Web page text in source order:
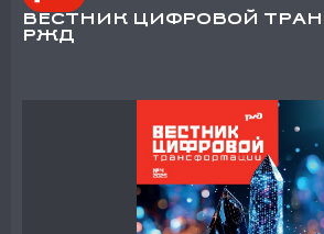
ВЕСТНИК ЦИФРОВОЙ
РЖД